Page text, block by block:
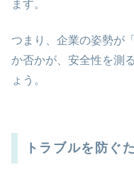
ます。
つまり、企業の姿勢が
か否かが、安全性を測
ょう。
トラブルを防ぐ